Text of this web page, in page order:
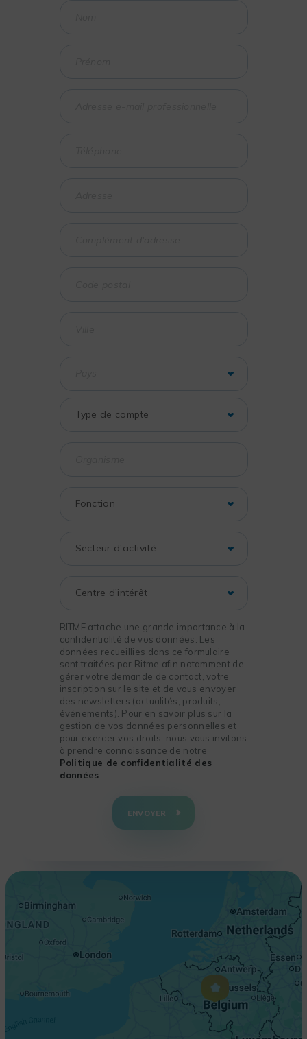
RITME attache une grande importance à la
confidentialité de vos données. Les
données recueillies dans ce formulaire
sont traitées par Ritme afin notamment de
gérer votre demande de contact, votre
inscription sur le site et de vous envoyer
des newsletters (actualités, produits,
événements). Pour en savoir plus sur la
gestion de vos données personnelles et
pour exercer vos droits, nous vous invitons
à prendre connaissance de notre
Politique de confidentialité des
données
ENVOYER